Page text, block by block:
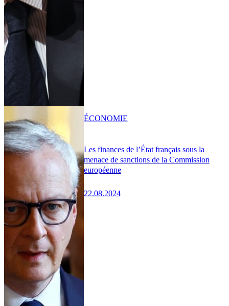
Les finances de l’État français sous la
menace de sanctions de la Commission
européenne
22.08.2024
ÉCONOMIE